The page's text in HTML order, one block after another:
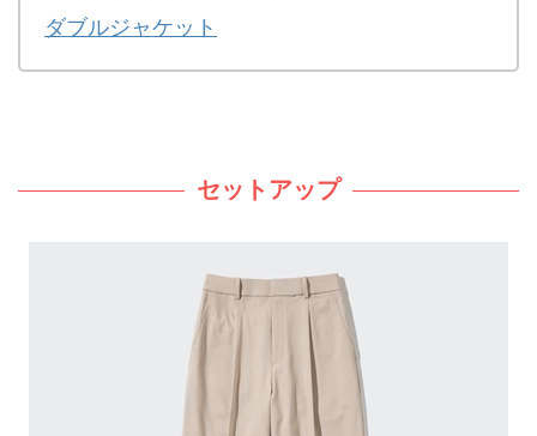
ダブルジャケット
セットアップ